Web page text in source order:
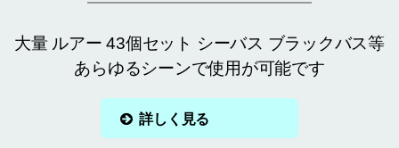
大量 ルアー 43個セット シーバス ブラックバス等
あらゆるシーンで使用が可能です
詳しく見る